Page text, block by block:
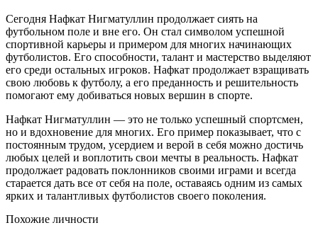
Сегодня Нафкат Нигматуллин продолжает сиять на
футбольном поле и вне его. Он стал символом успешной
спортивной карьеры и примером для многих начинающих
футболистов. Его способности, талант и мастерство выделяют
его среди остальных игроков. Нафкат продолжает взращивать
свою любовь к футболу, а его преданность и решительность
помогают ему добиваться новых вершин в спорте.
Нафкат Нигматуллин — это не только успешный спортсмен,
но и вдохновение для многих. Его пример показывает, что с
постоянным трудом, усердием и верой в себя можно достичь
любых целей и воплотить свои мечты в реальность. Нафкат
продолжает радовать поклонников своими играми и всегда
старается дать все от себя на поле, оставаясь одним из самых
ярких и талантливых футболистов своего поколения.
Похожие личности